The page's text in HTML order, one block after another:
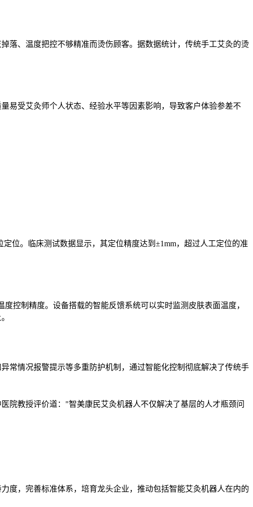
落、温度把控不够精准而烫伤顾客。据数据统计，传统手工艾灸的烫
易受艾灸师个人状态、经验水平等因素影响，导致客户体验参差不
位。临床测试数据显示，其定位精度达到±1mm，超过人工定位的准
控制精度。设备搭载的智能反馈系统可以实时监测皮肤表面温度，
常情况报警提示等多重防护机制，通过智能化控制彻底解决了传统手
院教授评价道："智美康民艾灸机器人不仅解决了基层的人才瓶颈问
度，完善标准体系，培育龙头企业，推动包括智能艾灸机器人在内的